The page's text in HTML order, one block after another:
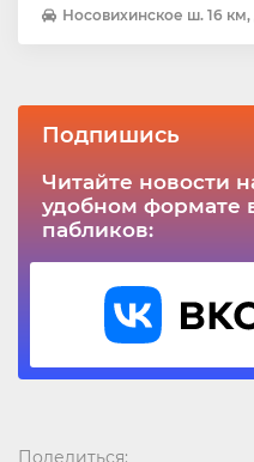
Носовихинское ш. 16
Подпишись
Читайте новости
удобном формате
пабликов:
Поделиться: